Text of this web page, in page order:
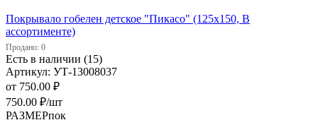
Покрывало гобелен детское "Пикасо" (125х150, В
ассортименте)
Продано: 0
Есть в наличии (15)
Артикул: УТ-13008037
от 750.00 ₽
750.00 ₽/шт
РАЗМЕРпок